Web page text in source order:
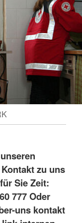
zu uns
Sie Zeit:
777Oder
uns kontakt